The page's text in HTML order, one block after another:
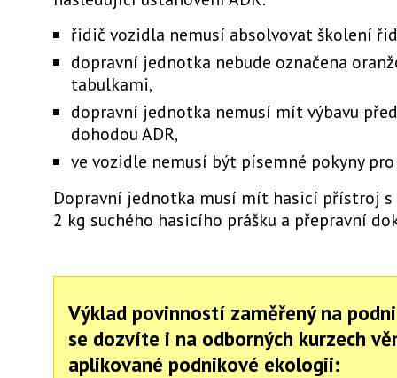
řidič vozidla nemusí absolvovat školení
dopravní jednotka nebude označena
tabulkami,
dopravní jednotka nemusí mít výbavu
dohodou ADR,
ve vozidle nemusí být písemné pokyny
Dopravní jednotka musí mít hasicí přístroj s
2 kg suchého hasicího prášku a přepravní
Výklad povinností zaměřený na
se dozvíte i na odborných kurzech
aplikované podnikové ekologii: